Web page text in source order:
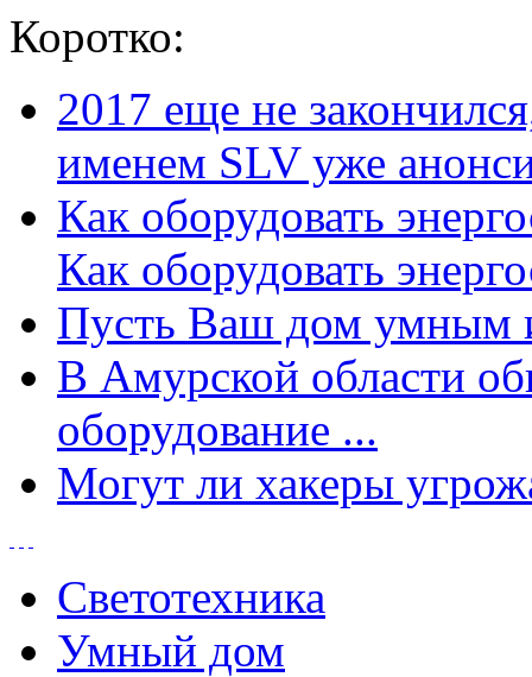
Коротко:
2017 еще не
именем SLV уже
Как оборудовать
Как оборудовать
Пусть Ваш дом умным
В Амурской области
оборудование ...
Могут ли хакеры
Светотехника
Умный дом